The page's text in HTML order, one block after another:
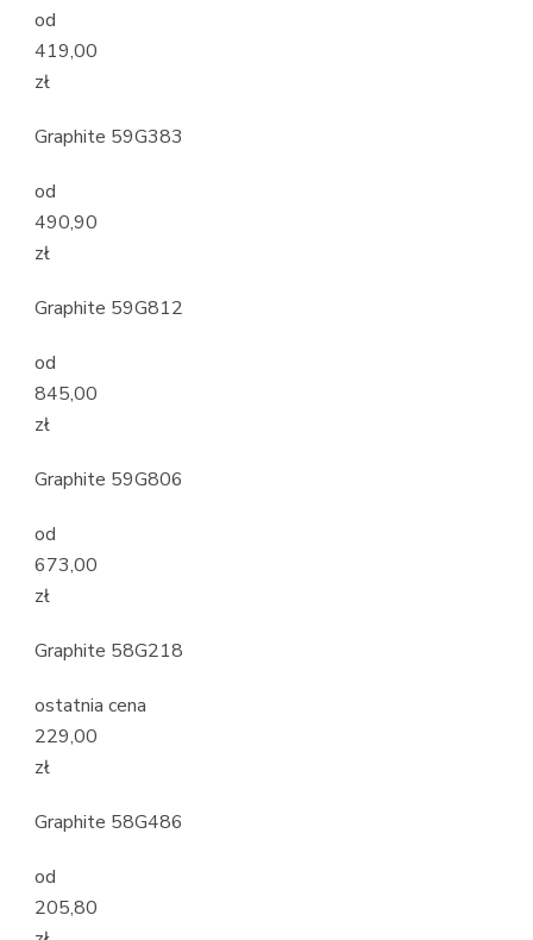
od
419,00
zł
Graphite 59G383
od
490,90
zł
Graphite 59G812
od
845,00
zł
Graphite 59G806
od
673,00
zł
Graphite 58G218
ostatnia cena
229,00
zł
Graphite 58G486
od
205,80